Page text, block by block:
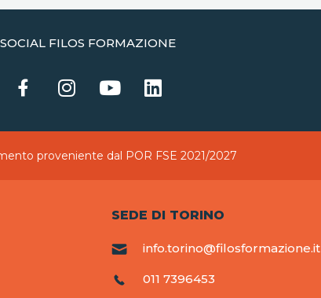
SOCIAL FILOS FORMAZIONE
proveniente dal POR FSE 2021/2027
SEDE DI TORINO
info.torino@filosformazione.it
011 7396453